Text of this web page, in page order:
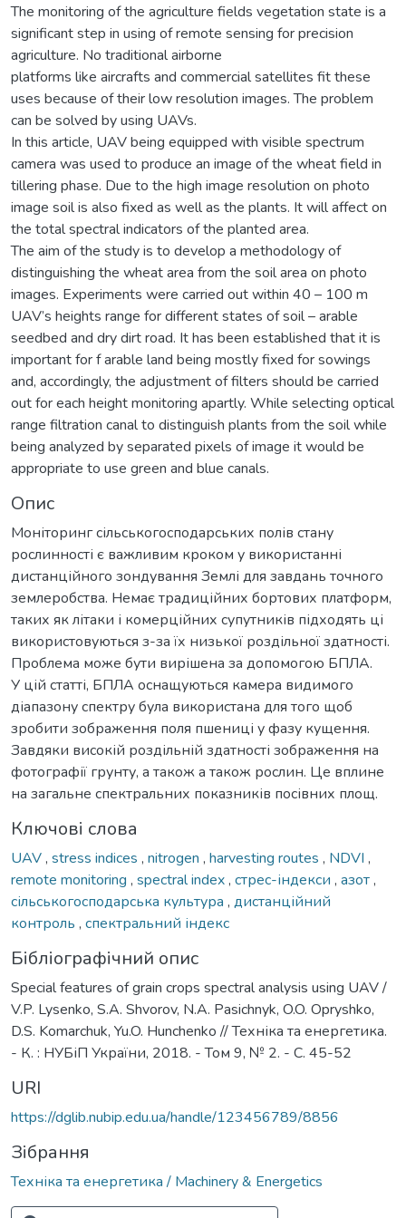
The monitoring of the agriculture fields vegetation state is a
significant step in using of remote sensing for precision
agriculture. No traditional airborne
platforms like aircrafts and commercial satellites fit these
uses because of their low resolution images. The problem
can be solved by using UAVs.
In this article, UAV being equipped with visible spectrum
camera was used to produce an image of the wheat field in
tillering phase. Due to the high image resolution on photo
image soil is also fixed as well as the plants. It will affect on
the total spectral indicators of the planted area.
The aim of the study is to develop a methodology of
distinguishing the wheat area from the soil area on photo
images. Experiments were carried out within 40 – 100 m
UAV’s heights range for different states of soil – arable
seedbed and dry dirt road. It has been established that it is
important for f arable land being mostly fixed for sowings
and, accordingly, the adjustment of filters should be carried
out for each height monitoring apartly. While selecting optical
range filtration canal to distinguish plants from the soil while
being analyzed by separated pixels of image it would be
appropriate to use green and blue canals.
Опис
Моніторинг сільськогосподарських полів стану
рослинності є важливим кроком у використанні
дистанційного зондування Землі для завдань точного
землеробства. Немає традиційних бортових платформ,
таких як літаки і комерційних супутників підходять ці
використовуються з-за їх низької роздільної здатності.
Проблема може бути вирішена за допомогою БПЛА.
У цій статті, БПЛА оснащуються камера видимого
діапазону спектру була використана для того щоб
зробити зображення поля пшениці у фазу кущення.
Завдяки високій роздільній здатності зображення на
фотографії грунту, а також а також рослин. Це вплине
на загальне спектральних показників посівних площ.
Ключові слова
UAV, stress indices , nitrogen , harvesting routes , NDVI ,
remote monitoring , spectral index, стрес-індекси , азот,
сільськогосподарська культура , дистанційний
контроль , спектральний індекс
Бібліографічний опис
Special features of grain crops spectral analysis using UAV /
V.P. Lysenko, S.A. Shvorov, N.A. Pasichnyk, O.O. Opryshko,
D.S. Komarchuk, Yu.O. Hunchenko // Техніка та енергетика.
- К. : НУБіП України, 2018. - Том 9, № 2. - С. 45-52
URI
https://dglib.nubip.edu.ua/handle/123456789/8856
Зібрання
Техніка та енергетика / Machinery & Energetics